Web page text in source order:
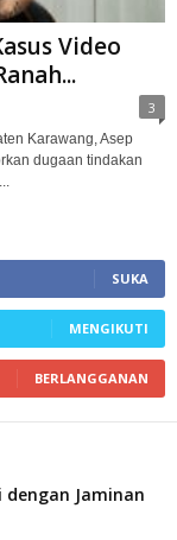
Video
3
Karawang, Asep
dugaan tindakan
SUKA
MENGIKUTI
BERLANGGANAN
dengan Jaminan